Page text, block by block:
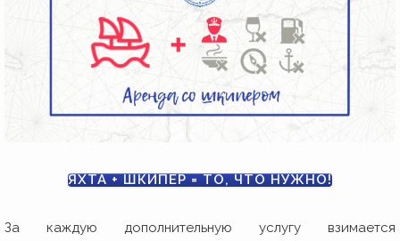
ЯХТА + ШКИПЕР = ТО, ЧТО НУЖНО!
За каждую дополнительную услугу взимается